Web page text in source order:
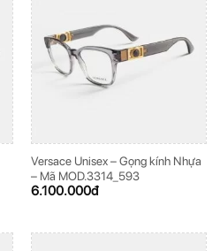
Versace Unisex – Gọng kính Nhựa
– Mã MOD.3314_593
6.100.000đ